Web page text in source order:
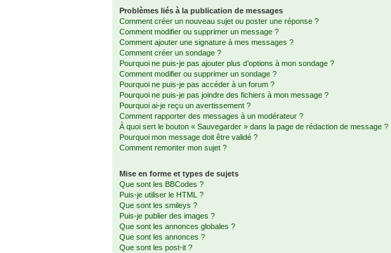
Problèmes liés à la publication de messages
Comment créer un nouveau sujet ou poster une réponse ?
Comment modifier ou supprimer un message ?
Comment ajouter une signature à mes messages ?
Comment créer un sondage ?
Pourquoi ne puis-je pas ajouter plus d’options à mon sondage ?
Comment modifier ou supprimer un sondage ?
Pourquoi ne puis-je pas accéder à un forum ?
Pourquoi ne puis-je pas joindre des fichiers à mon message ?
Pourquoi ai-je reçu un avertissement ?
Comment rapporter des messages à un modérateur ?
À quoi sert le bouton « Sauvegarder » dans la page de rédaction de message ?
Pourquoi mon message doit être validé ?
Comment remonter mon sujet ?
Mise en forme et types de sujets
Que sont les BBCodes ?
Puis-je utiliser le HTML ?
Que sont les smileys ?
Puis-je publier des images ?
Que sont les annonces globales ?
Que sont les annonces ?
Que sont les post-it ?